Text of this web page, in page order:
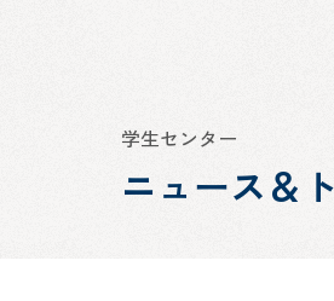
学生センター
ニュース＆